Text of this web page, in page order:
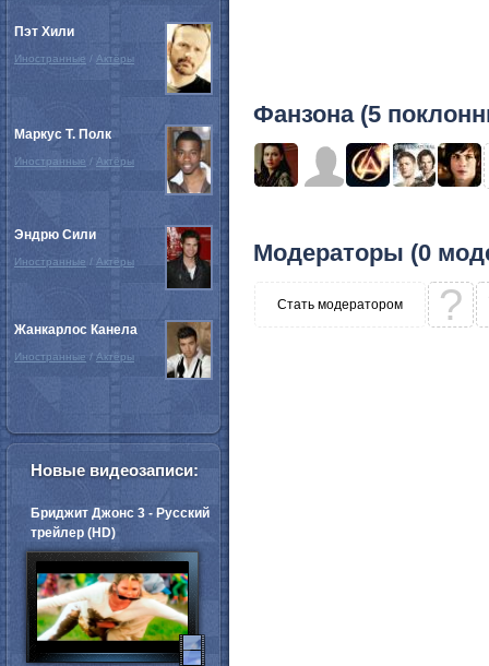
Фанзона (5
Модераторы (0
Стать модератором ?
Пэт Хили
Иностранные / Актёры
Маркус Т. Полк
Иностранные / Актёры
Эндрю Сили
Иностранные / Актёры
Жанкарлос Канела
Иностранные / Актёры
Новые видеозаписи:
Бриджит Джонс 3 - Русский
трейлер (HD)